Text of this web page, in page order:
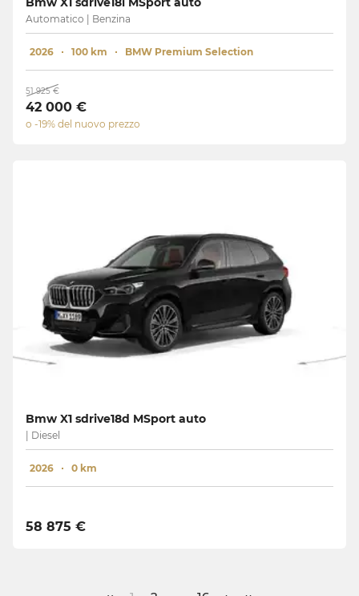
Automatico | Benzina
2026 100 km BMW Premium Selection
51 925 €
42 000 €
o -19% del nuovo prezzo
Bmw X1 sdrive18d MSport auto
| Diesel
2026 0 km
58 875 €